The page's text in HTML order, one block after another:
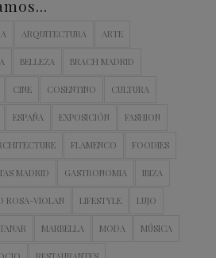
ARQUITECTURA ARTE
BELLEZA BRACH MADRID
CINE COSENTINO CULTURA
ESPAÑA EXPOSICIÓN FASHION
FLAMENCO FOODIES
MADRID GASTRONOMIA IBIZA
ROSA-VIOLAN LIFESTYLE LUJO
MARBELLA MODA MÚSICA